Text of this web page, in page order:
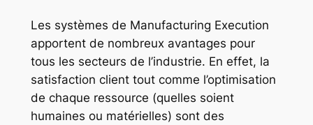
Les systèmes de Manufacturing Execution
apportent de nombreux avantages pour
tous les secteurs de l’industrie. En effet, la
satisfaction client tout comme l’optimisation
de chaque ressource (quelles soient
humaines ou matérielles) sont des